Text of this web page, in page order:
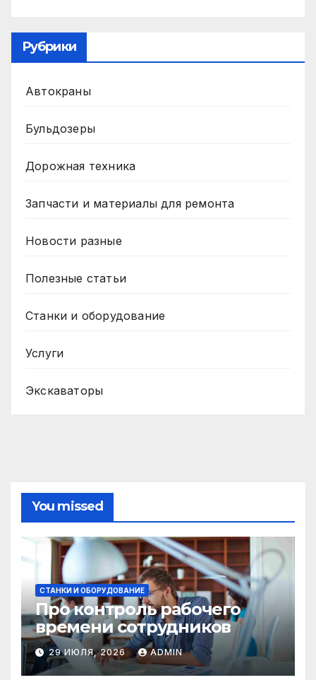
Рубрики
Автокраны
Бульдозеры
Дорожная техника
Запчасти и материалы для ремонта
Новости разные
Полезные статьи
Станки и оборудование
Услуги
Экскаваторы
You missed
СТАНКИ И ОБОРУДОВАНИЕ
Про контроль рабочего
времени сотрудников
29 ИЮЛЯ, 2026 ADMIN